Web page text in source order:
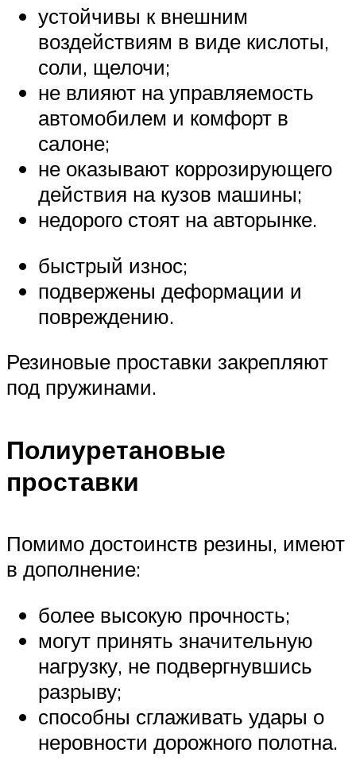
устойчивы к внешним
воздействиям в виде кислоты,
соли, щелочи;
не влияют на управляемость
автомобилем и комфорт в
салоне;
не оказывают коррозирующего
действия на кузов машины;
недорого стоят на авторынке.
быстрый износ;
подвержены деформации и
повреждению.
Резиновые проставки закрепляют
под пружинами.
Полиуретановые
проставки
Помимо достоинств резины, имеют
в дополнение:
более высокую прочность;
могут принять значительную
нагрузку, не подвергнувшись
разрыву;
способны сглаживать удары о
неровности дорожного полотна.